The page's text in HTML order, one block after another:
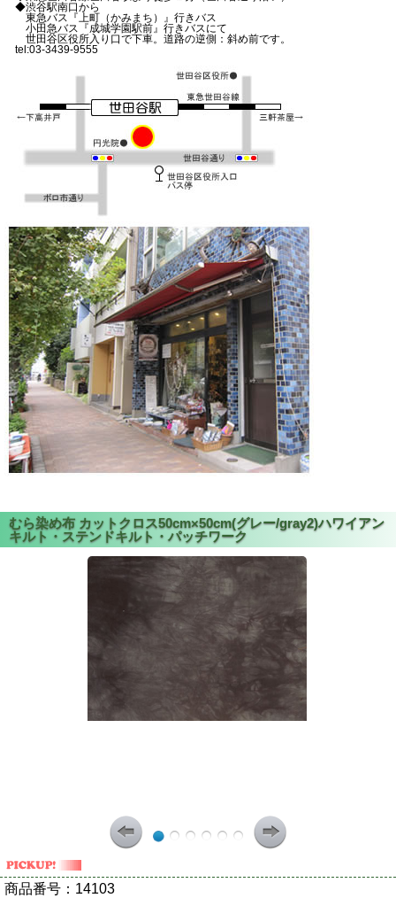
◆渋谷駅南口から
東急バス『上町（かみまち）』行きバス
小田急バス『成城学園駅前』行きバスにて
世田谷区役所入り口で下車。道路の逆側：斜め前です。
tel:03-3439-9555
商品番号： 14103